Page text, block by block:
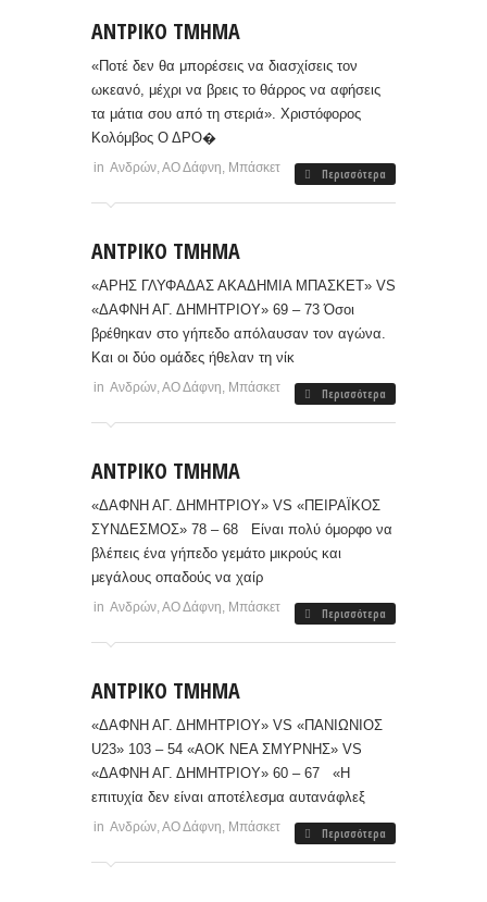
ΑΝΤΡΙΚΟ ΤΜΗΜΑ
«Ποτέ δεν θα μπορέσεις να διασχίσεις τον
ωκεανό, μέχρι να βρεις το θάρρος να αφήσεις
τα μάτια σου από τη στεριά». Χριστόφορος
Κολόμβος Ο ΔΡΟ�
in Ανδρών ΑΟ Δάφνη Μπάσκετ Περισσότερα
ΑΝΤΡΙΚΟ ΤΜΗΜΑ
«ΑΡΗΣ ΓΛΥΦΑΔΑΣ ΑΚΑΔΗΜΙΑ ΜΠΑΣΚΕΤ» VS
«ΔΑΦΝΗ ΑΓ. ΔΗΜΗΤΡΙΟΥ» 69 – 73 Όσοι
βρέθηκαν στο γήπεδο απόλαυσαν τον αγώνα.
Και οι δύο ομάδες ήθελαν τη νίκ
in Ανδρών ΑΟ Δάφνη Μπάσκετ Περισσότερα
ΑΝΤΡΙΚΟ ΤΜΗΜΑ
«ΔΑΦΝΗ ΑΓ. ΔΗΜΗΤΡΙΟΥ» VS «ΠΕΙΡΑΪΚΟΣ
ΣΥΝΔΕΣΜΟΣ» 78 – 68 Είναι πολύ όμορφο να
βλέπεις ένα γήπεδο γεμάτο μικρούς και
μεγάλους οπαδούς να χαίρ
in Ανδρών ΑΟ Δάφνη Μπάσκετ Περισσότερα
ΑΝΤΡΙΚΟ ΤΜΗΜΑ
«ΔΑΦΝΗ ΑΓ. ΔΗΜΗΤΡΙΟΥ» VS «ΠΑΝΙΩΝΙΟΣ
U23» 103 – 54 «ΑΟΚ ΝΕΑ ΣΜΥΡΝΗΣ» VS
«ΔΑΦΝΗ ΑΓ. ΔΗΜΗΤΡΙΟΥ» 60 – 67 «Η
επιτυχία δεν είναι αποτέλεσμα αυτανάφλεξ
in Ανδρών ΑΟ Δάφνη Μπάσκετ Περισσότερα